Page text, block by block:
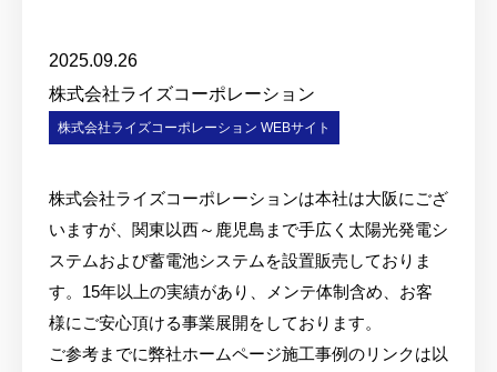
2025.09.26
株式会社ライズコーポレーション
株式会社ライズコーポレーション WEBサイト
株式会社ライズコーポレーションは本社は大阪にござ
いますが、関東以西～鹿児島まで手広く太陽光発電シ
ステムおよび蓄電池システムを設置販売しておりま
す。15年以上の実績があり、メンテ体制含め、お客
様にご安心頂ける事業展開をしております。
ご参考までに弊社ホームページ施工事例のリンクは以